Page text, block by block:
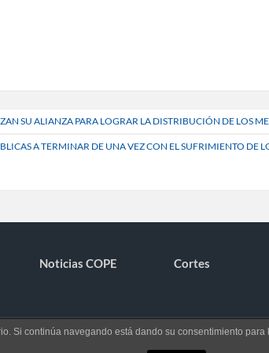
SU ALIANZA PARA LOGRAR LA DISTRIBUCIÓN DE LOS
A TERMINAR DE UNA VEZ CON EL SUFRIMIENTO DE
Noticias COPE Cortes
Si continúa navegando está dando su consentimiento